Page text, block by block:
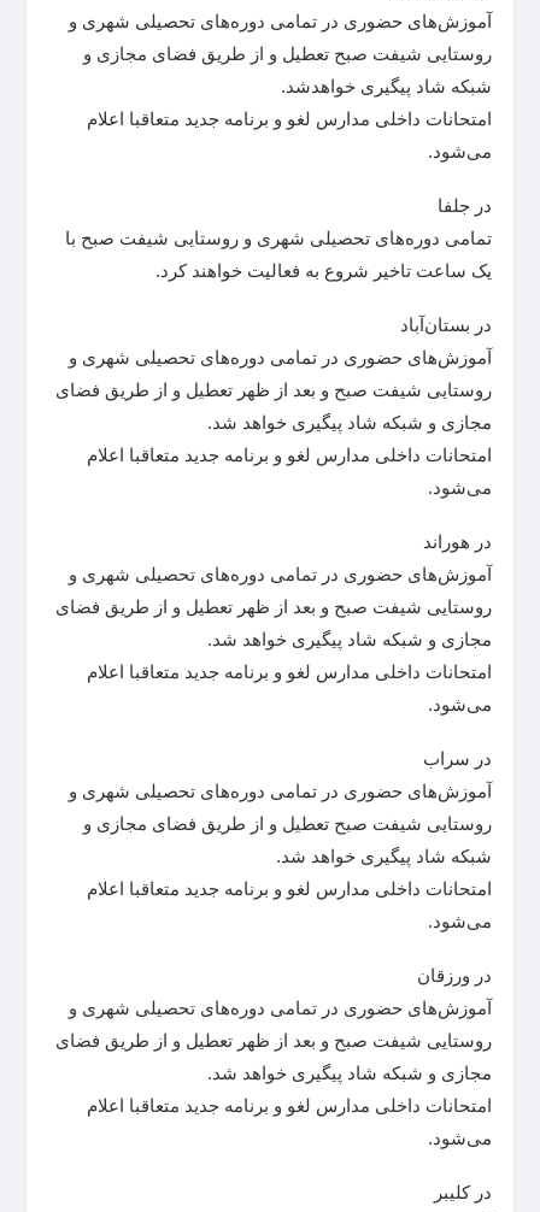
آموزش‌های حضوری در تمامی دوره‌های تحصیلی شهری و
روستایی شیفت صبح تعطیل و از طریق فضای مجازی و
شبکه شاد پیگیری خواهدشد.
امتحانات داخلی مدارس لغو و برنامه جدید متعاقبا اعلام
می‌شود.
در جلفا
تمامی دوره‌های تحصیلی شهری و روستایی شیفت صبح با
یک ساعت تاخیر شروع به فعالیت خواهند کرد.
در بستان‌آباد
آموزش‌های حضوری در تمامی دوره‌های تحصیلی شهری و
روستایی شیفت صبح و بعد از ظهر تعطیل و از طریق فضای
مجازی و شبکه شاد پیگیری خواهد شد.
امتحانات داخلی مدارس لغو و برنامه جدید متعاقبا اعلام
می‌شود.
در هوراند
آموزش‌های حضوری در تمامی دوره‌های تحصیلی شهری و
روستایی شیفت صبح و بعد از ظهر تعطیل و از طریق فضای
مجازی و شبکه شاد پیگیری خواهد شد.
امتحانات داخلی مدارس لغو و برنامه جدید متعاقبا اعلام
می‌شود.
در سراب
آموزش‌های حضوری در تمامی دوره‌های تحصیلی شهری و
روستایی شیفت صبح تعطیل و از طریق فضای مجازی و
شبکه شاد پیگیری خواهد شد.
امتحانات داخلی مدارس لغو و برنامه جدید متعاقبا اعلام
می‌شود.
در ورزقان
آموزش‌های حضوری در تمامی دوره‌های تحصیلی شهری و
روستایی شیفت صبح و بعد از ظهر تعطیل و از طریق فضای
مجازی و شبکه شاد پیگیری خواهد شد.
امتحانات داخلی مدارس لغو و برنامه جدید متعاقبا اعلام
می‌شود.
در کلیبر